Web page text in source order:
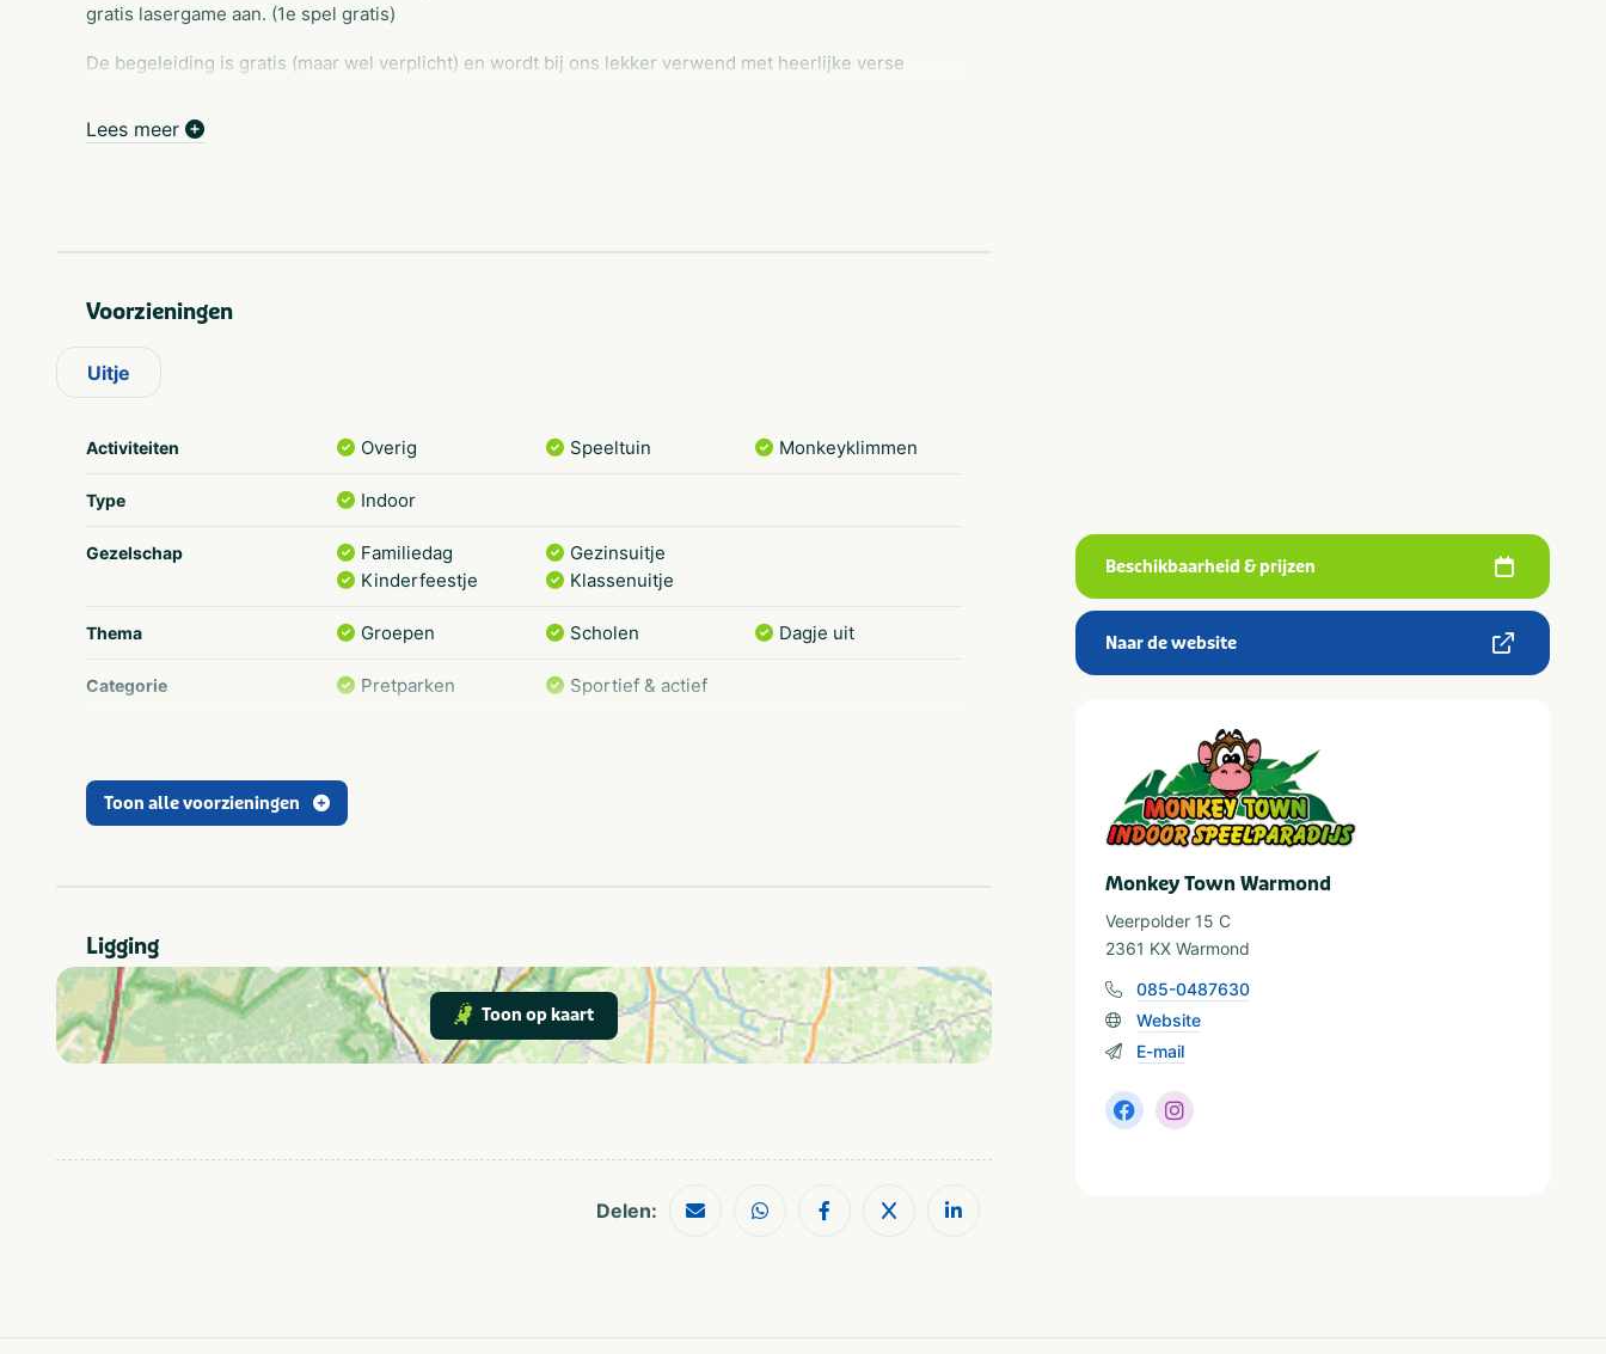
gratis lasergame aan. (1e spel gratis)
De begeleiding is gratis (maar wel verplicht) en wordt bij ons lekker verwend met heerlijke verse
mens!
Lees meer
Voorzieningen
Uitje
Activiteiten Overig Speeltuin Monkeyklimmen
Type Indoor
Gezelschap
Familiedag
Kinderfeestje
Gezinsuitje
Klassenuitje
Thema Groepen Scholen Dagje uit
Categorie Pretparken Sportief & actief
Provincie(s) en streek
Toon alle voorzieningen
Ligging
Toon op kaart
Delen:
Beschikbaarheid & prijzen
Naar de website
Monkey Town Warmond
Veerpolder 15 C
2361 KX Warmond
085-0487630
Website
E-mail